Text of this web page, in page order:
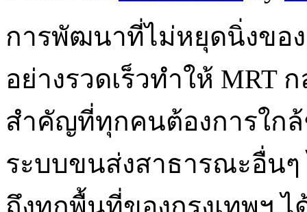
การพัฒนาที่ไม่หยุดนิ่งขอ
อย่างรวดเร็วทำให้ MRT
สำคัญที่ทุกคนต้องการใก
ระบบขนส่งสาธารณะอื่น